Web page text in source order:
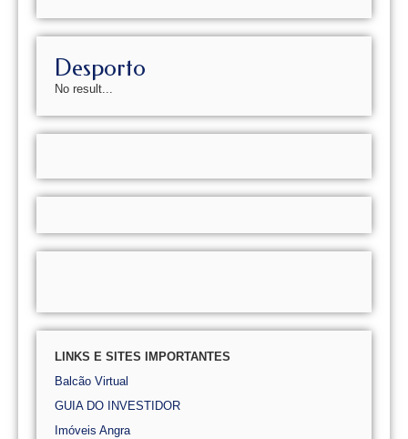
Desporto
No result...
LINKS E SITES IMPORTANTES
Balcão Virtual
GUIA DO INVESTIDOR
Imóveis Angra